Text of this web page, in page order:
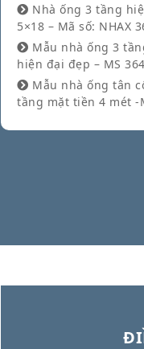
Nhà ống 3 tầng
5×18 – Mã số: NHAX
Mẫu nhà ống 3
hiện đại đẹp – MS
Mẫu nhà ống tân
tầng mặt tiền 4 mét -